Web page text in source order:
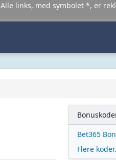
links, med symbolet *, er
Bet365
Flere